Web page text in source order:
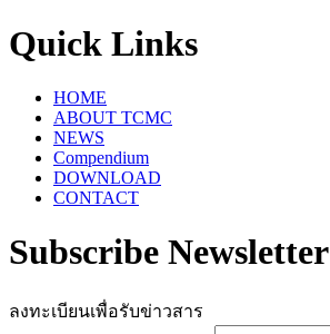
Quick Links
HOME
ABOUT TCMC
NEWS
Compendium
DOWNLOAD
CONTACT
Subscribe Newsletter
ลงทะเบียนเพื่อรับข่าวสาร